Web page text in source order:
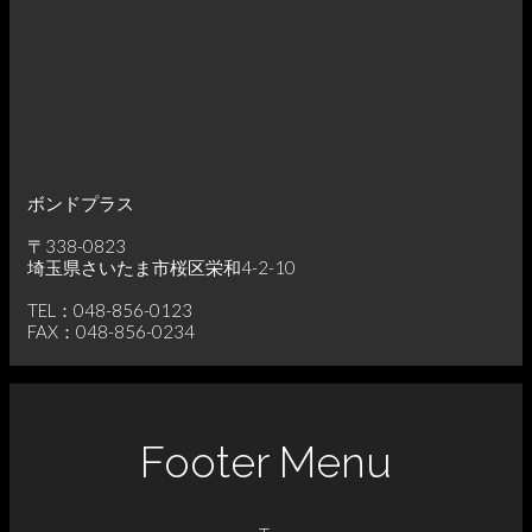
ボンドプラス
〒338-0823
埼玉県さいたま市桜区栄和4-2-10
TEL：048-856-0123
FAX：048-856-0234
Footer Menu